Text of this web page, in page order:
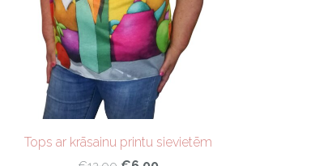
Tops ar krāsainu printu sievietēm